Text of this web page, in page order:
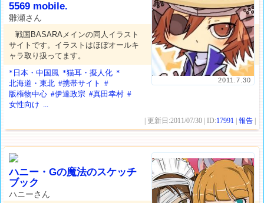
2011.7.30
5569 mobile.
雛瀬さん
戦国BASARAメインの同人イラスト
サイトです。イラストはほぼオールキ
ャラ取り扱ってます。
*日本・中国風 *猫耳・擬人化 *
北海道・東北 #携帯サイト
#
版権物中心 #伊達政宗 #真田幸村 #
女性向け ...
| 更新日:2011/07/30 | ID:17991 |報告
ハニー・Gの魔法のスケッチ
ブック
ハニーさん